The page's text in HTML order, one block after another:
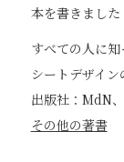
本を書きました
すべての人に
シートデザイ
出版社：MdN
その他の著書